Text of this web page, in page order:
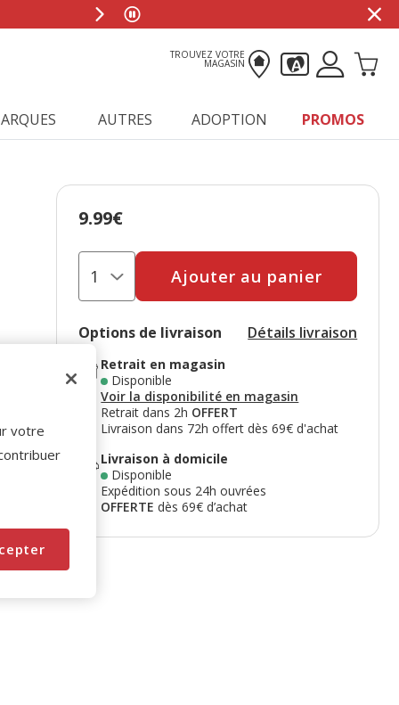
TROUVEZ VOTRE
MAGASIN
AUTRES ADOPTION PROMOS
Prix 9.99€
9.99€
Ajouter au panier
Options de livraison Détails livraison
Retrait en magasin
Disponible
Voir la disponibilité en magasin
Retrait dans 2h OFFERT
Livraison dans 72h offert dès 69€ d'achat
Livraison à domicile
Disponible
Expédition sous 24h ouvrées
OFFERTEdès 69€ d’achat
votre